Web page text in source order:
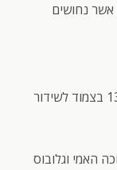
אשר נחושים
עונה חדשה – ימי שני ב- 22:00 החל מה- 13/1 בצמוד לשידור
האמי וגלובוס